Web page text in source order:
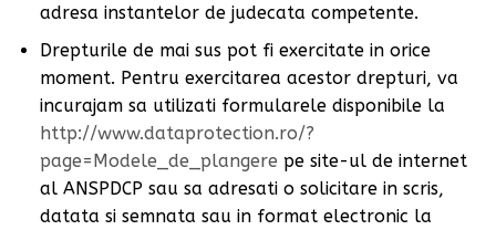
adresa instantelor de judecata competente.
Drepturile de mai sus pot fi exercitate in orice
moment. Pentru exercitarea acestor drepturi, va
incurajam sa utilizati formularele disponibile la
http://www.dataprotection.ro/?
page=Modele_de_plangere pe site-ul de internet
al ANSPDCP sau sa adresati o solicitare in scris,
datata si semnata sau in format electronic la